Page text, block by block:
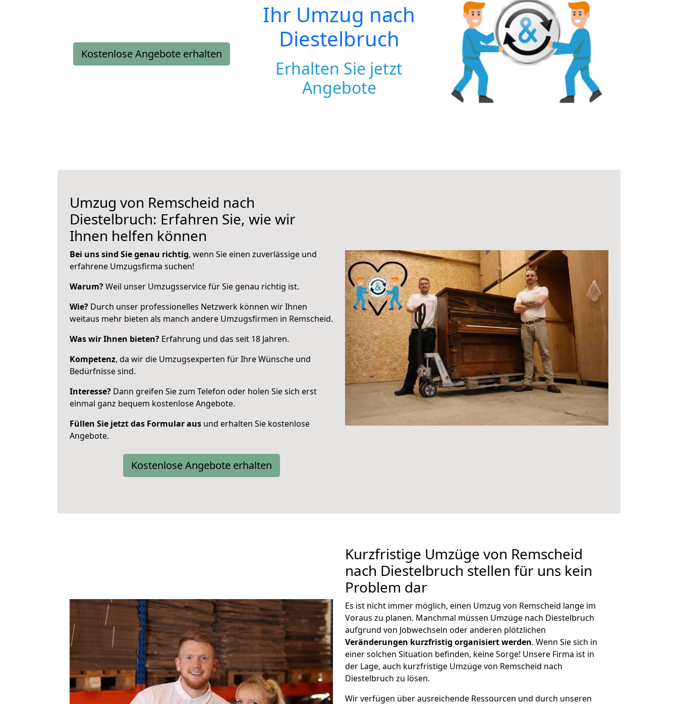
Kostenlose Angebote erhalten
Ihr Umzug nach
Diestelbruch
Erhalten Sie jetzt
Angebote
Umzug von Remscheid nach
Diestelbruch: Erfahren Sie, wie wir
Ihnen helfen können
Bei uns sind Sie genau richtig, wenn Sie einen zuverlässige und
erfahrene Umzugsfirma suchen!
Warum?Weil unser Umzugsservice für Sie genau richtig ist.
Wie? Durch unser professionelles Netzwerk können wir Ihnen
weitaus mehr bieten als manch andere Umzugsfirmen in Remscheid.
Was wir Ihnen bieten? Erfahrung und das seit 18 Jahren.
Kompetenz, da wir die Umzugsexperten für Ihre Wünsche und
Bedürfnisse sind.
Interesse? Dann greifen Sie zum Telefon oder holen Sie sich erst
einmal ganz bequem kostenlose Angebote.
Füllen Sie jetzt das Formular aus und erhalten Sie kostenlose
Angebote.
Kostenlose Angebote erhalten
Kurzfristige Umzüge von Remscheid
nach Diestelbruch stellen für uns kein
Problem dar
Es ist nicht immer möglich, einen Umzug von Remscheid lange im
Voraus zu planen. Manchmal müssen Umzüge nach Diestelbruch
aufgrund von Jobwechseln oder anderen plötzlichen
Veränderungen kurzfristig organisiert werden. Wenn Sie sich in
einer solchen Situation befinden, keine Sorge! Unsere Firma ist in
der Lage, auch kurzfristige Umzüge von Remscheid nach
Diestelbruch zu lösen.
Wir verfügen über ausreichende Ressourcen und durch unseren